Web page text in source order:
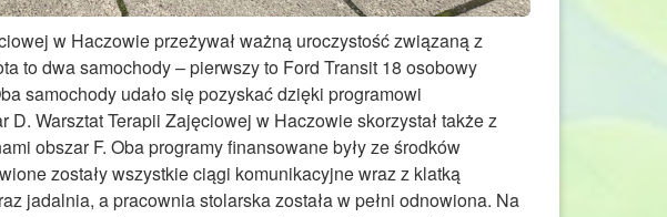
w Haczowie przeżywał ważną uroczystość związaną z
to dwa samochody – pierwszy to Ford Transit 18 osobowy
samochody udało się pozyskać dzięki programowi
Warsztat Terapii Zajęciowej w Haczowie skorzystał także z
obszar F. Oba programy finansowane były ze środków
zostały wszystkie ciągi komunikacyjne wraz z klatką
jadalnia, a pracownia stolarska została w pełni odnowiona. Na